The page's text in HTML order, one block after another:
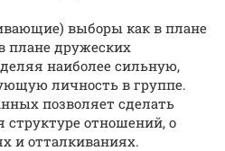
выборы как в плане
плане дружеских
наиболее сильную,
личность в группе.
позволяет сделать
отношений, о
и отталкиваниях.